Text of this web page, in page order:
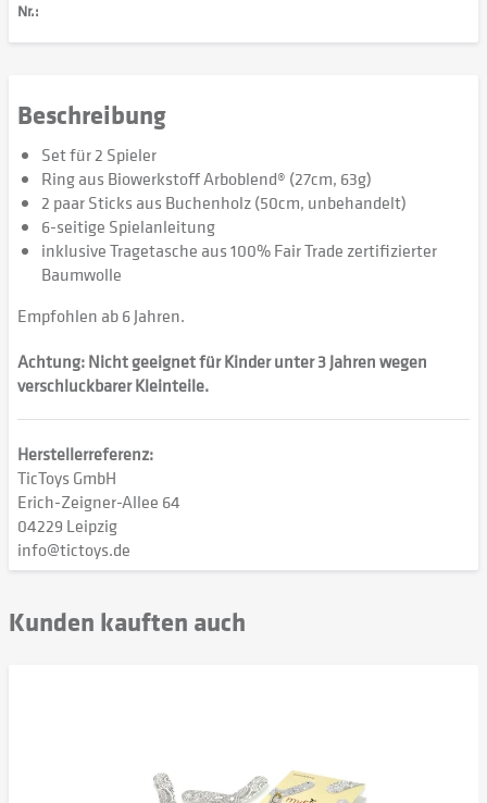
Nr.:
Beschreibung
Set für 2 Spieler
Ring aus Biowerkstoff Arboblend® (27cm, 63g)
2 paar Sticks aus Buchenholz (50cm, unbehandelt)
6-seitige Spielanleitung
inklusive Tragetasche aus 100% Fair Trade zertifizierter
Baumwolle
Empfohlen ab 6 Jahren.
Achtung: Nicht geeignet für Kinder unter 3 Jahren wegen
verschluckbarer Kleinteile.
Herstellerreferenz:
TicToys GmbH
Erich-Zeigner-Allee 64
04229 Leipzig
info@tictoys.de
Kunden kauften auch